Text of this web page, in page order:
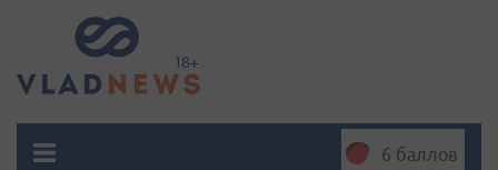
6 баллов